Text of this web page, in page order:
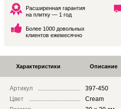
Расширенная гарантия
на плитку — 1 год
Более 1000 довольных
клиентов ежемесячно
Характеристики Описание
Артикул
397-450
Цвет
Cream